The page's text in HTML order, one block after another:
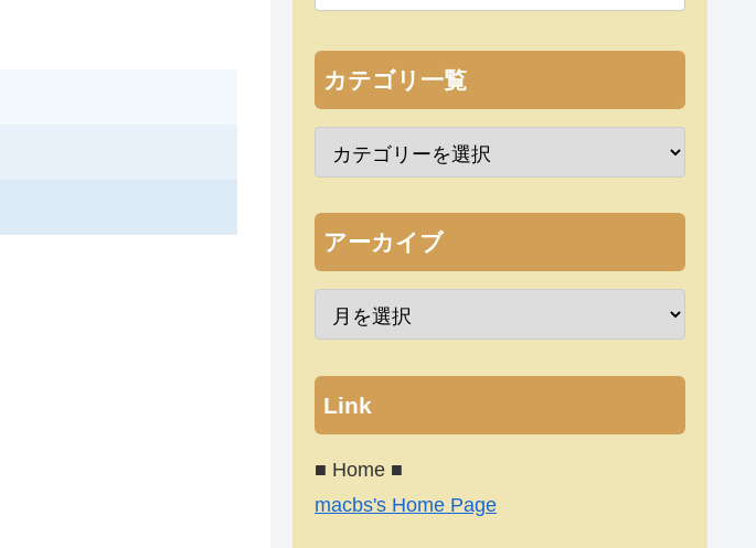
カテゴリ一覧
アーカイブ
Link
■ Home ■
macbs's Home Page